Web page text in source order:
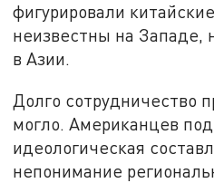
фигурировали
неизвестны на Западе,
в Азии.
Долго сотрудничество
могло. Американцев
идеологическая
непонимание